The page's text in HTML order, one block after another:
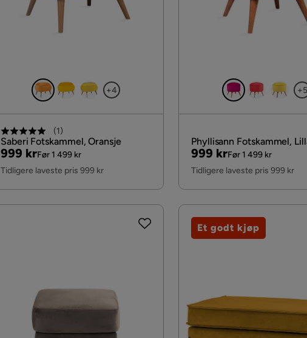
+4
(1)
Saberi Fotskammel, Oransje
Pris
999 kr
Original
Pris
Før 1 499 kr
Tidligere laveste pris 999 kr
+5
Phyllisann Fotskammel,
Pris
999 kr
Original
Pris
Før 1 499 kr
Tidligere laveste pris 999 kr
Et godt kjøp